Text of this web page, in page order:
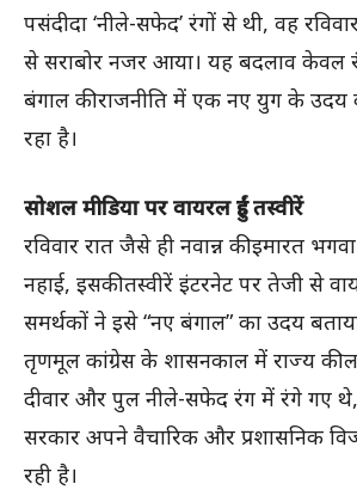
पसंदीदा ‘नीले-सफेद’ रंगों से थी, वह
से सराबोर नजर आया। यह बदलाव केवल
बंगाल की राजनीति में एक नए युग के उदय
रहा है।
सोशल मीडिया पर वायरल हुईं तस्वीरें
रविवार रात जैसे ही नवान्न की इमारत
नहाई, इसकी तस्वीरें इंटरनेट पर तेजी से
समर्थकों ने इसे “नए बंगाल” का उदय
तृणमूल कांग्रेस के शासनकाल में राज्य की
दीवार और पुल नीले-सफेद रंग में रंगे गए
सरकार अपने वैचारिक और प्रशासनिक
रही है।